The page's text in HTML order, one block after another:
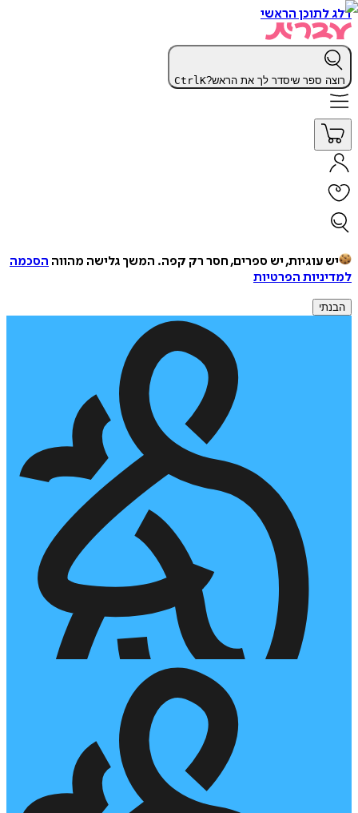
דלג לתוכן הראשי
רוצה ספר שיסדר לך את הראש? CtrlK
יש עוגיות, יש ספרים, חסר רק קפה. המשך גלישה מהווה הסכמה
למדיניות הפרטיות
הבנתי